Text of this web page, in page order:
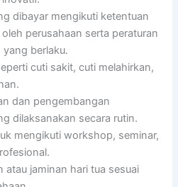
dibayar mengikuti ketentuan
perusahaan serta peraturan
yang berlaku.
cuti sakit, cuti melahirkan,
dan pengembangan
dilaksanakan secara rutin.
mengikuti workshop, seminar,
atau jaminan hari tua sesuai